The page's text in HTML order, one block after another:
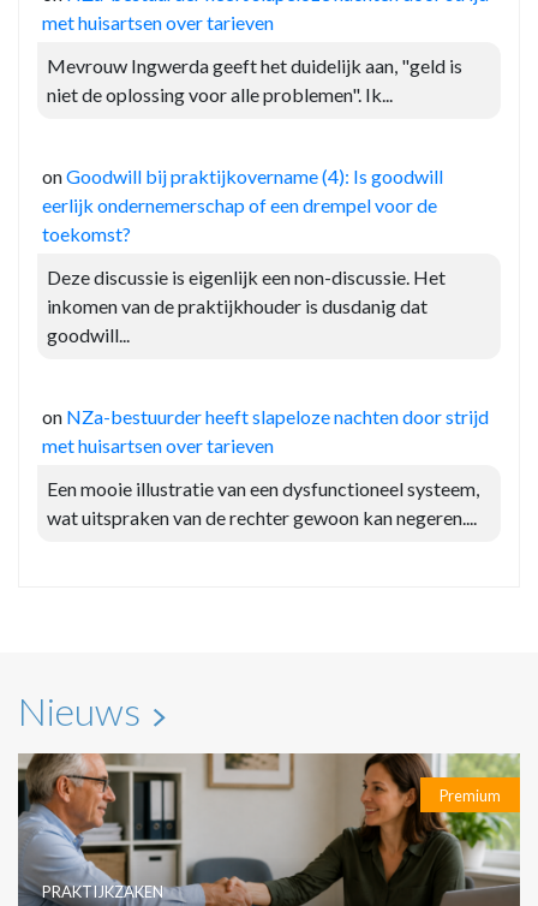
met huisartsen over tarieven
Mevrouw Ingwerda geeft het duidelijk aan, "geld is
niet de oplossing voor alle problemen". Ik...
onGoodwill bij praktijkovername (4): Is goodwill
eerlijk ondernemerschap of een drempel voor de
toekomst?
Deze discussie is eigenlijk een non-discussie. Het
inkomen van de praktijkhouder is dusdanig dat
goodwill...
on NZa-bestuurder heeft slapeloze nachten door strijd
met huisartsen over tarieven
Een mooie illustratie van een dysfunctioneel systeem,
wat uitspraken van de rechter gewoon kan negeren....
Nieuws
Premium
PRAKTIJKZAKEN